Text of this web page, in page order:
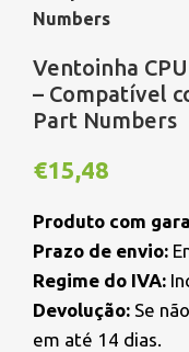
Numbers
Ventoinha
– Compatível
Part Numbers
€15,48
Produto com
Prazo de envio:
Regime do IVA:
Devolução: Se
em até 14 dias.